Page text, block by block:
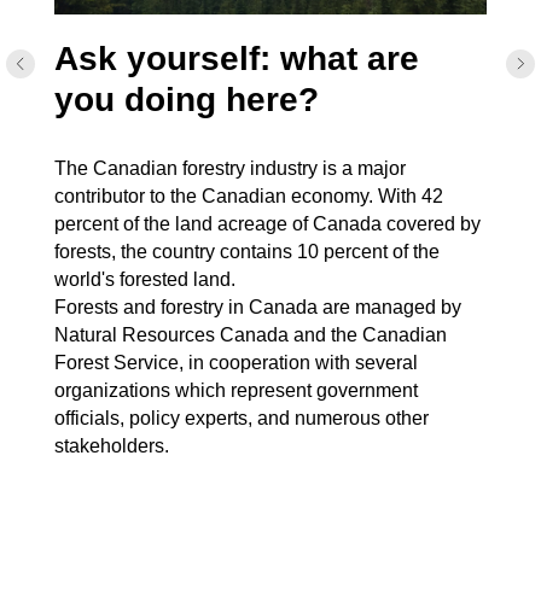
Ask yourself: what are
you doing here?
The Canadian forestry industry is a major
contributor to the Canadian economy. With 42
percent of the land acreage of Canada covered by
forests, the country contains 10 percent of the
world's forested land.
Forests and forestry in Canada are managed by
Natural Resources Canada and the Canadian
Forest Service, in cooperation with several
organizations which represent government
officials, policy experts, and numerous other
stakeholders.